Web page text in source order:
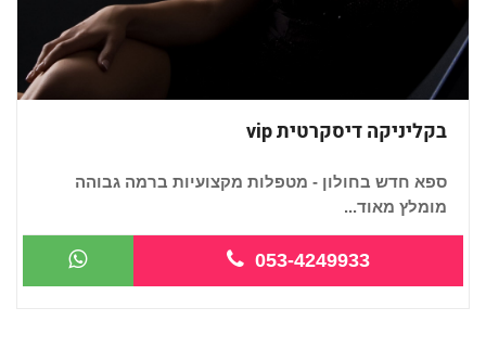
בקליניקה דיסקרטית vip
ספא חדש בחולון - מטפלות מקצועיות ברמה גבוהה
מומלץ מאוד...
053-4249933